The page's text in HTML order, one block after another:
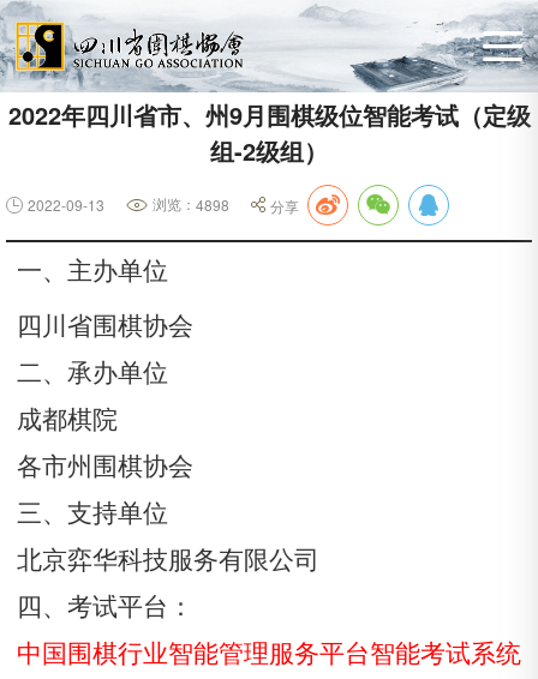
2022年四川省市、州9月围棋级位智能考试（定级
组-2级组）
2022-09-13 浏览：4898 分享
一、主办单位
四川省围棋协会
二、承办单位
成都棋院
各市州围棋协会
三、 支持单位
北京弈华科技服务有限公司
四、考试平台：
中国围棋行业智能管理服务平台智能考试系统